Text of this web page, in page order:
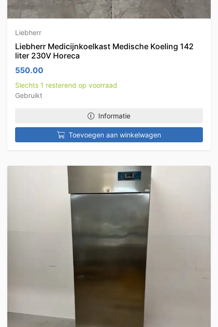
Liebherr
Liebherr Medicijnkoelkast Medische Koeling 142
liter 230V Horeca
550.00
Slechts 1 resterend op voorraad
Gebruikt
Informatie
Toevoegen aan winkelwagen